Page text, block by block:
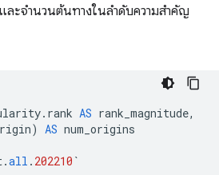
ะจำนวนต้นทางในลําดับความสำคัญ
. rank AS rank_magnitude,
) AS num_origins
.all . 202210 `